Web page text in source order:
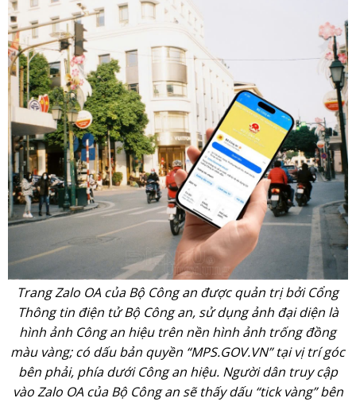
Trang Zalo OA của Bộ Công an được quản trị bởi Cổng
Thông tin điện tử Bộ Công an, sử dụng ảnh đại diện là
hình ảnh Công an hiệu trên nền hình ảnh trống đồng
màu vàng; có dấu bản quyền “MPS.GOV.VN” tại vị trí góc
bên phải, phía dưới Công an hiệu. Người dân truy cập
vào Zalo OA của Bộ Công an sẽ thấy dấu “tick vàng” bên